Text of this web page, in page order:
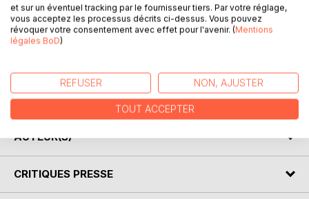
celles de la rue, et même une forme de sagesse populaire
glanée dans les bistrots.
C'est pourquoi j'ai rassemblé dans ce recueil, un
des bistrots, sans filtres, dans un langage volontairement
populaire.
AUTEUR(S)
CRITIQUES PRESSE
et sur un éventuel tracking par le fournisseur tiers. Par votre réglage,
vous acceptez les processus décrits ci-dessus. Vous pouvez
révoquer votre consentement avec effet pour l'avenir. (Mentions
légales BoD)
REFUSER NON, AJUSTER
TOUT ACCEPTER